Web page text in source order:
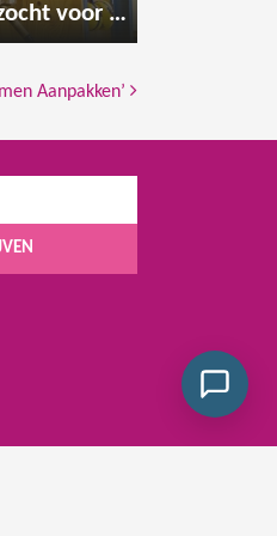
Vrijwilligers gezocht voor de houtwerkplaats
Aanpakken’